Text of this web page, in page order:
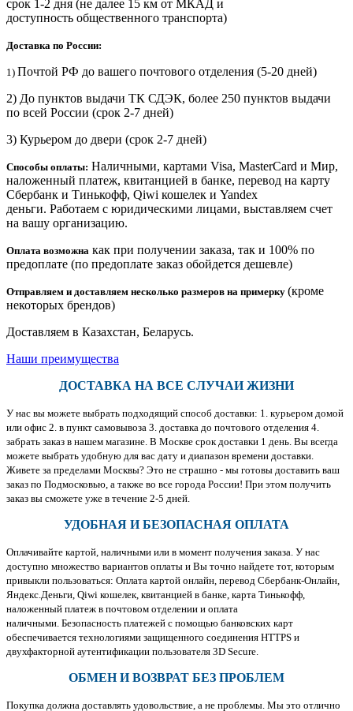
срок 1-2 дня (не далее 15 км от МКАД и
доступность общественного транспорта)
Доставка по России:
1) Почтой РФ до вашего почтового отделения (5-20 дней)
2) До пунктов выдачи ТК СДЭК, более 250 пунктов выдачи
по всей России (срок 2-7 дней)
3) Курьером до двери (срок 2-7 дней)
Способы оплаты: Наличными, картами Visa, MasterCard и Мир,
наложенный платеж, квитанцией в банке, перевод на карту
Сбербанк и Тинькофф, Qiwi кошелек и Yandex
деньги. Работаем с юридическими лицами, выставляем счет
на вашу организацию.
Оплата возможна как при получении заказа, так и 100% по
предоплате (по предоплате заказ обойдется дешевле)
Отправляем и доставляем несколько размеров на примерку (кроме
некоторых брендов)
Доставляем в Казахстан, Беларусь.
Наши преимущества
ДОСТАВКА НА ВСЕ СЛУЧАИ ЖИЗНИ
У нас вы можете выбрать подходящий способ доставки: 1. курьером домой
или офис 2. в пункт самовывоза 3. доставка до почтового отделения 4.
забрать заказ в нашем магазине. В Москве срок доставки 1 день. Вы всегда
можете выбрать удобную для вас дату и диапазон времени доставки.
Живете за пределами Москвы? Это не страшно - мы готовы доставить ваш
заказ по Подмосковью, а также во все города России! При этом получить
заказ вы сможете уже в течение 2-5 дней.
УДОБНАЯ И БЕЗОПАСНАЯ ОПЛАТА
Оплачивайте картой, наличными или в момент получения заказа. У нас
доступно множество вариантов оплаты и Вы точно найдете тот, которым
привыкли пользоваться: Оплата картой онлайн, перевод Сбербанк-Онлайн,
Яндекс.Деньги, Qiwi кошелек, квитанцией в банке, карта Тинькофф,
наложенный платеж в почтовом отделении и оплата
наличными. Безопасность платежей с помощью банковских карт
обеспечивается технологиями защищенного соединения HTTPS и
двухфакторной аутентификации пользователя 3D Secure.
ОБМЕН И ВОЗВРАТ БЕЗ ПРОБЛЕМ
Покупка должна доставлять удовольствие, а не проблемы. Мы это отлично